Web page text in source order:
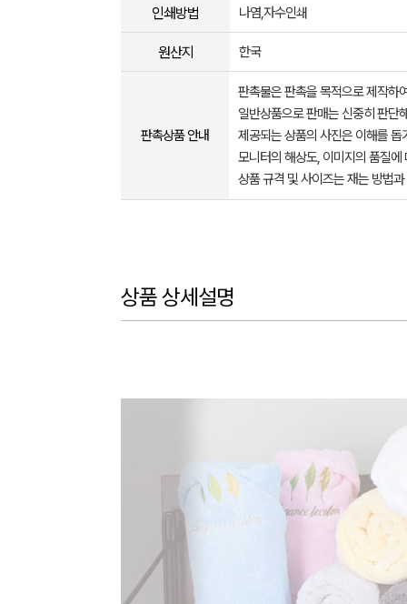
인쇄방법 나염,자수인쇄
원산지 한국
판촉상품 안내
판촉물은 판촉을 목적으로 제작하
일반상품으로 판매는 신중히 판단
제공되는 상품의 사진은 이해를
모니터의 해상도, 이미지의 품질
상품 규격 및 사이즈는 재는 방법
상품 상세설명